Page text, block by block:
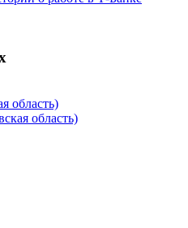
область)
область)